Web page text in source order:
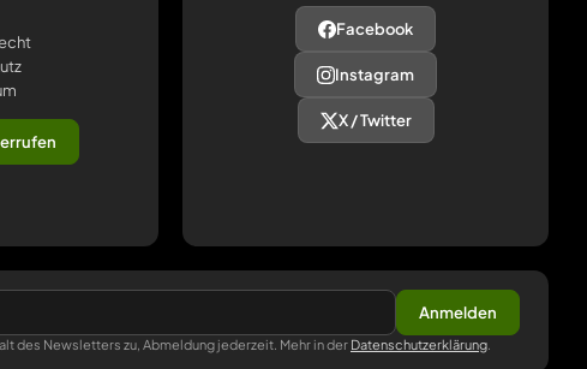
Facebook
Instagram
X / Twitter
Anmelden
des Newsletters zu, Abmeldung jederzeit. Mehr in der Datenschutzerklärung